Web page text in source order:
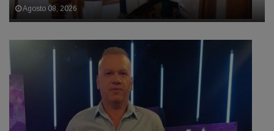
Agosto 08, 2026